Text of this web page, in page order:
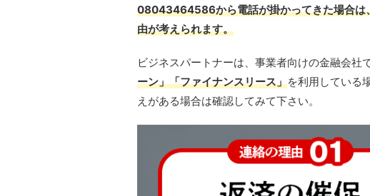
08043464586から電話が掛かってきた場合は
由が考えられます。
ビジネスパートナーは、事業者向けの金融会社
ーン」「ファイナンスリース」を利用している
えがある場合は確認してみて下さい。